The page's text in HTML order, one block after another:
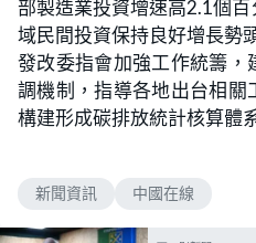
部製造業投資增速高2.1個
域民間投資保持良好增長勢頭
發改委指會加強工作統籌
調機制，指導各地出台相
構建形成碳排放統計核算體
新聞資訊 中國在線